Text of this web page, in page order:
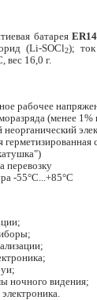
батарея
(Li-SOCl2);
вес 16,0 г.
рабочее
(менее
герметизированная
перевозку
-55°С...+85°С
ночного видения;